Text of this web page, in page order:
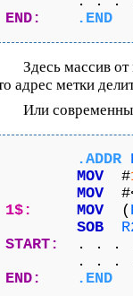
END:
.END
Здесь массив от
адрес метки
Или
.ADDR
MOV
  #
MOV
1$:
MOV
  (
SOB
START:
. . .
END:
.END